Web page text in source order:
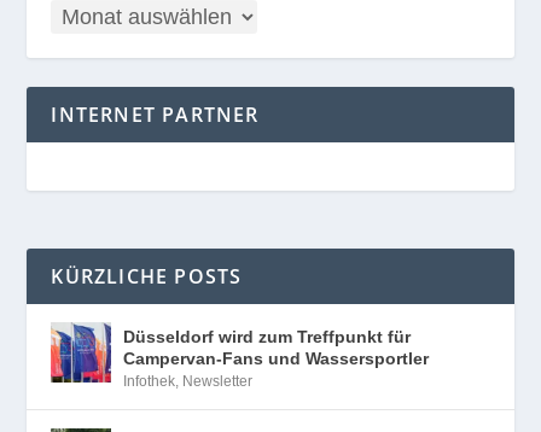
INTERNET PARTNER
KÜRZLICHE POSTS
Düsseldorf wird zum Treffpunkt für
Campervan-Fans und Wassersportler
Infothek, Newsletter